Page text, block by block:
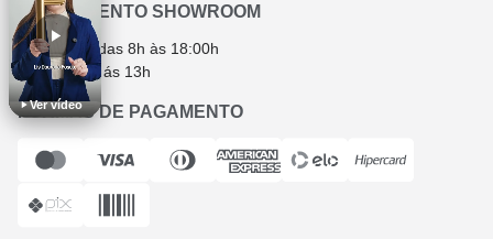
ATENDIMENTO SHOWROOM
SEG - SEX das 8h às 18:00h
SÁB das 9h ás 13h
FORMAS DE PAGAMENTO
Ver vídeo